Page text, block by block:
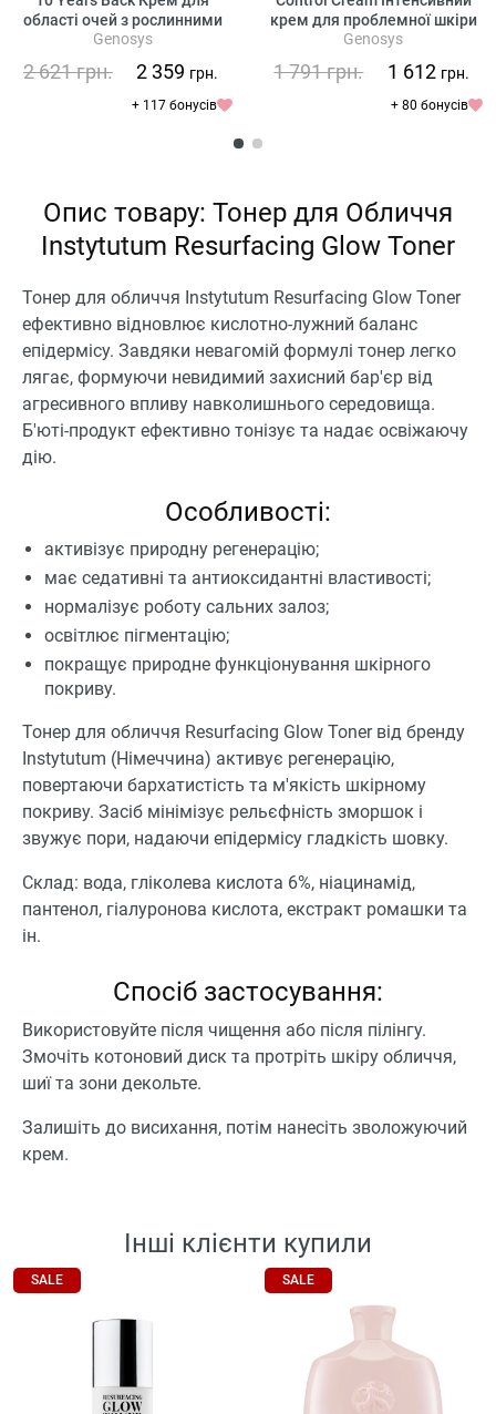
області очей з рослинними
стовбуровими клітинами
Genosys
2 621грн. 2 359 грн.
+ 117 бонусів
крем для проблемної шкіри
Genosys
1 791грн. 1 612 грн.
+ 80 бонусів
Опис товару: Тонер для Обличчя
Instytutum Resurfacing Glow Toner
Тонер для обличчя Instytutum Resurfacing Glow Toner
ефективно відновлює кислотно-лужний баланс
епідермісу. Завдяки невагомій формулі тонер легко
лягає, формуючи невидимий захисний бар'єр від
агресивного впливу навколишнього середовища.
Б'юті-продукт ефективно тонізує та надає освіжаючу
дію.
Особливості:
активізує природну регенерацію;
має седативні та антиоксидантні властивості;
нормалізує роботу сальних залоз;
освітлює пігментацію;
покращує природне функціонування шкірного
покриву.
Тонер для обличчя Resurfacing Glow Toner від бренду
Instytutum (Німеччина) активує регенерацію,
повертаючи бархатистість та м'якість шкірному
покриву. Засіб мінімізує рельєфність зморшок і
звужує пори, надаючи епідермісу гладкість шовку.
Склад: вода, гліколева кислота 6%, ніацинамід,
пантенол, гіалуронова кислота, екстракт ромашки та
ін.
Спосіб застосування:
Використовуйте після чищення або після пілінгу.
Змочіть котоновий диск та протріть шкіру обличчя,
шиї та зони декольте.
Залишіть до висихання, потім нанесіть зволожуючий
крем.
Інші клієнти купили
SALE SALE